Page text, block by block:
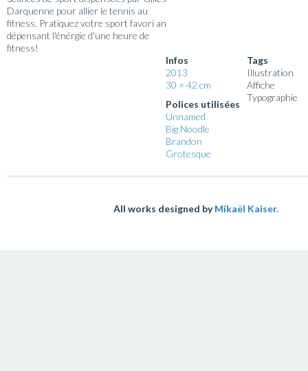
Darquenne pour allier le tennis au
fitness. Pratiquez votre sport favori an
dépensant l'énérgie d'une heure de
fitness!
Infos
2013
30 × 42 cm
Polices utilisées
Unnamed
Big Noodle
Brandon
Grotesque
Tags
Illustration
Affiche
Typographie
All works designed byMikaël Kaiser.